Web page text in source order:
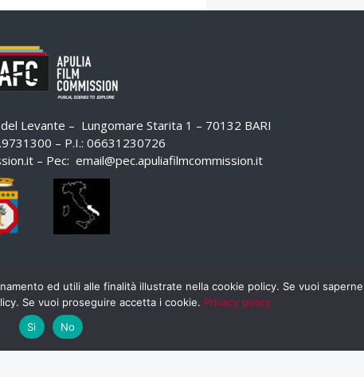
Levante – Lungomare Starita 1 – 70132 BARI
– P.I.: 06631230726
– Pec: email@pec.apuliafilmcommission.it
ed utili alle finalità illustrate nella cookie policy. Se vuoi
Se vuoi proseguire accetta i cookie. Privacy policy
Si
No